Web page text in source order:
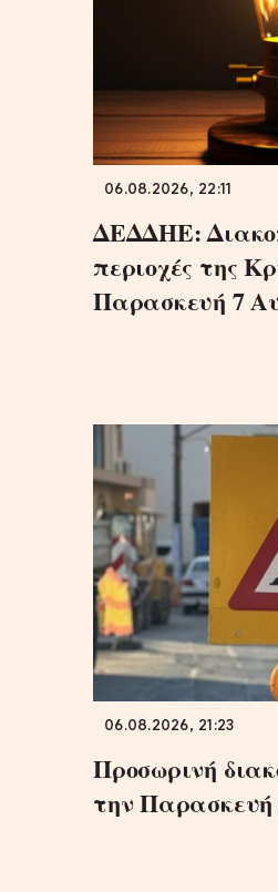
06.08.2026, 22:11
ΔΕΔΔΗΕ:
περιοχές της
Παρασκευή 7
06.08.2026, 21:23
Προσωρινή
την